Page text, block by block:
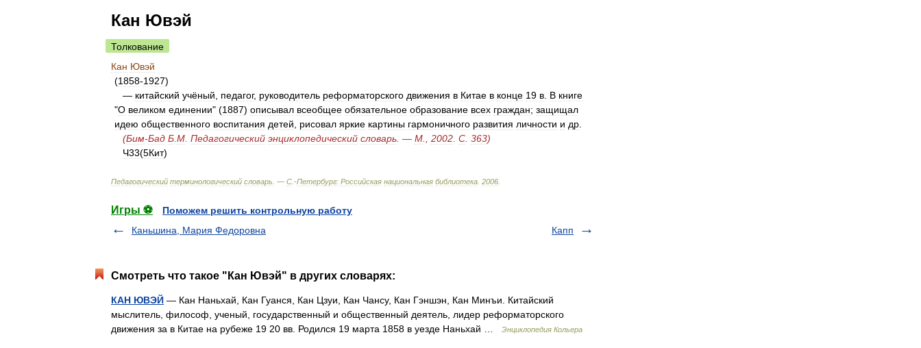
Кан Ювэй
Толкование
Кан Ювэй
(1858-1927)
— китайский учёный педагог, руководитель реформаторского движения в Китае в конце 19 в В книге
"О великом единении" (1887) описывал всеобщее обязательное образование всех граждан; защищал
идею общественного воспитания детей рисовал яркие картины гармоничного развития личности и др
(Бим-Бад Б М Педагогический энциклопедический словарь . — М 2002 С 363)
Ч33(5Кит)
Педагогический терминологический словарь . — С .-Петербург: Российская национальная библиотека 2006
Игры ⚽
Поможем решить контрольную работу
Каньшина, Мария Федоровна
Капп
Смотреть что такое "Кан Ювэй" в других словарях:
КАН ЮВЭЙ — Кан Наньхай, Кан Гуанся, Кан Цзуи, Кан Чансу, Кан Гэншэн, Кан Минъи. Китайский
мыслитель, философ, ученый, государственный и общественный деятель, лидер реформаторского
движения за в Китае на рубеже 19 20 вв. Родился 19 марта 1858 в уезде Наньхай …
Энциклопедия Кольера